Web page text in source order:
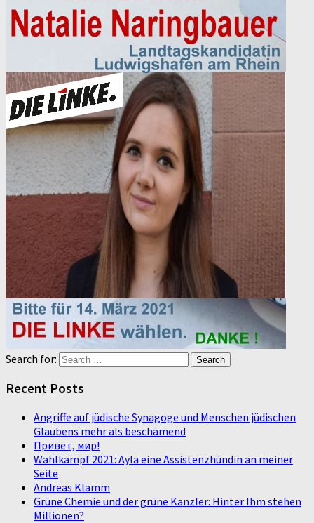
Search for:
Recent Posts
Angriffe auf jüdische Synagoge und Menschen jüdischen
Glaubens mehr als beschämend
Привет, мир!
Wahlkampf 2021: Ayla eine Assistenzhündin an meiner
Seite
Andreas Klamm
Grüne Chemie und der grüne Kanzler: Hinter Ihm stehen
Millionen?